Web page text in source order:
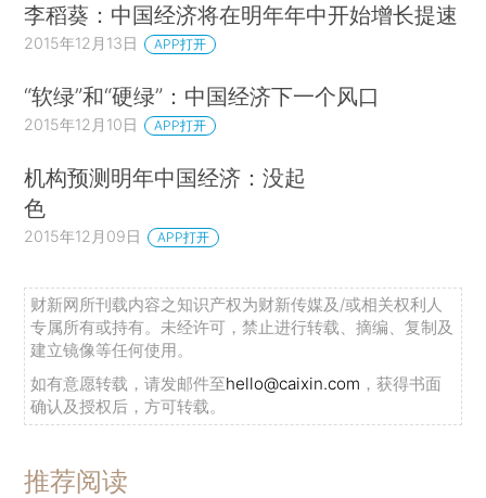
李稻葵：中国经济将在明年年中开始增长提速
2015年12月13日 APP打开
“软绿”和“硬绿”：中国经济下一个风口
2015年12月10日 APP打开
机构预测明年中国经济：没起
色
2015年12月09日 APP打开
财新网所刊载内容之知识产权为财新传媒及/或相关权利人
专属所有或持有。未经许可，禁止进行转载、摘编、复制及
建立镜像等任何使用。
如有意愿转载，请发邮件至hello@caixin.com ，获得书面
确认及授权后，方可转载。
推荐阅读